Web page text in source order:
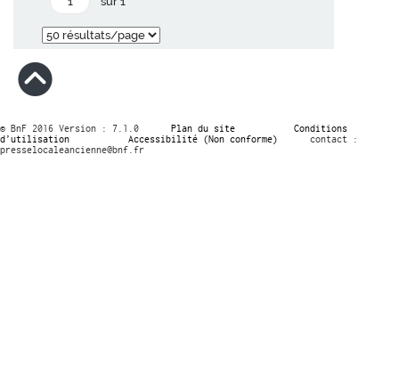
© BnF 2016 Version : 7.1.0 Plan du site
Conditions
d’utilisation
Accessibilité (Non conforme)
contact :
presselocaleancienne@bnf.fr